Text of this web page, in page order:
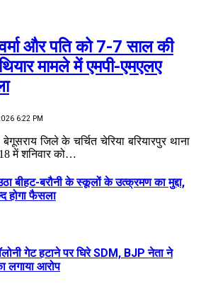
और पति को 7-7 साल की
मामले में एमपी-एमएलए
6:22 PM
जिले के चर्चित चेरिया बरियारपुर थाना
में शनिवार को…
बीहट-बरौनी के स्कूलों के उत्क्रमण का मुद्दा,
होगा फैसला
गेट हटाने पर घिरे SDM, BJP नेता ने
लगाया आरोप